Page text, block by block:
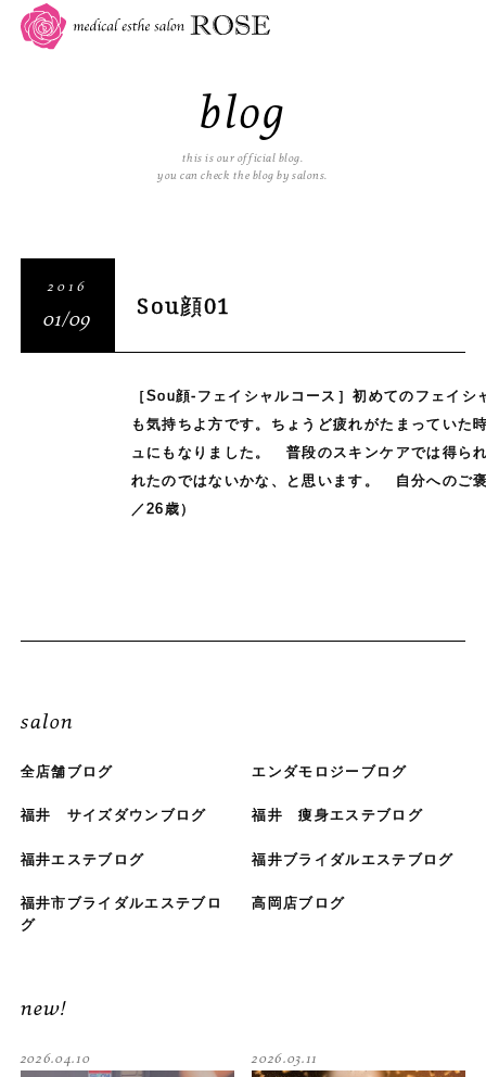
blog
this is our official blog.
you can check the blog by salons.
2016
01/09 Sou顔01
［Sou顔-フェイシャルコース］初めてのフェイ
も気持ちよ方です。ちょうど疲れがたまっていた
ュにもなりました。 普段のスキンケアでは得ら
れたのではないかな、と思います。 自分へのご
／26歳）
salon
全店舗ブログ エンダモロジーブログ
福井 サイズダウンブログ 福井 痩身エステブログ
福井エステブログ 福井ブライダルエステブログ
福井市ブライダルエステブロ
グ
高岡店ブログ
new!
2026.04.10 2026.03.11